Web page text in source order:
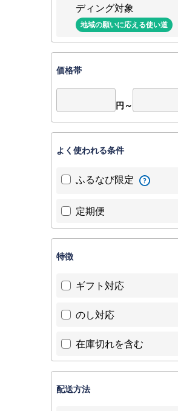
ディング対象
地域の願いに応える使い道
価格帯
円～
よく使われる条件
ふるなび限定
定期便
特徴
ギフト対応
のし対応
在庫切れを含む
配送方法